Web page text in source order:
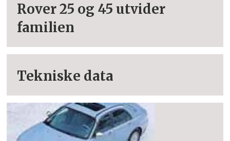
Rover 25 og 45 utvider
familien
Tekniske data